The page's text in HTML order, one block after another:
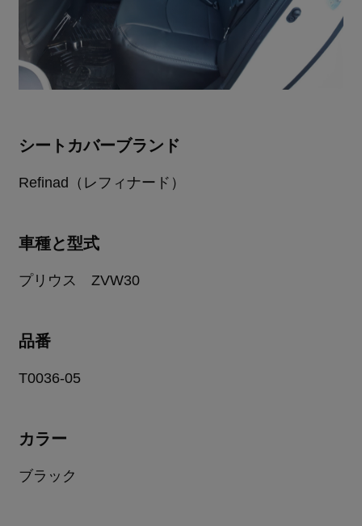
シートカバーブランド
Refinad（レフィナード）
車種と型式
プリウス ZVW30
品番
T0036-05
カラー
ブラック